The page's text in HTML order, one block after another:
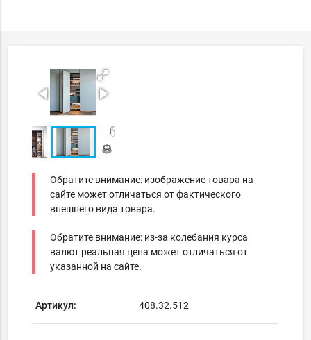
Обратите внимание: изображение товара на
сайте может отличаться от фактического
внешнего вида товара.
Обратите внимание: из-за колебания курса
валют реальная цена может отличаться от
указанной на сайте.
Артикул: 408.32.512